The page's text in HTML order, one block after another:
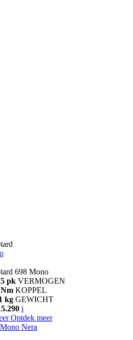
698 Mono
pk VERMOGEN
KOPPEL
kg GEWICHT
i
Ontdek meer
Nera